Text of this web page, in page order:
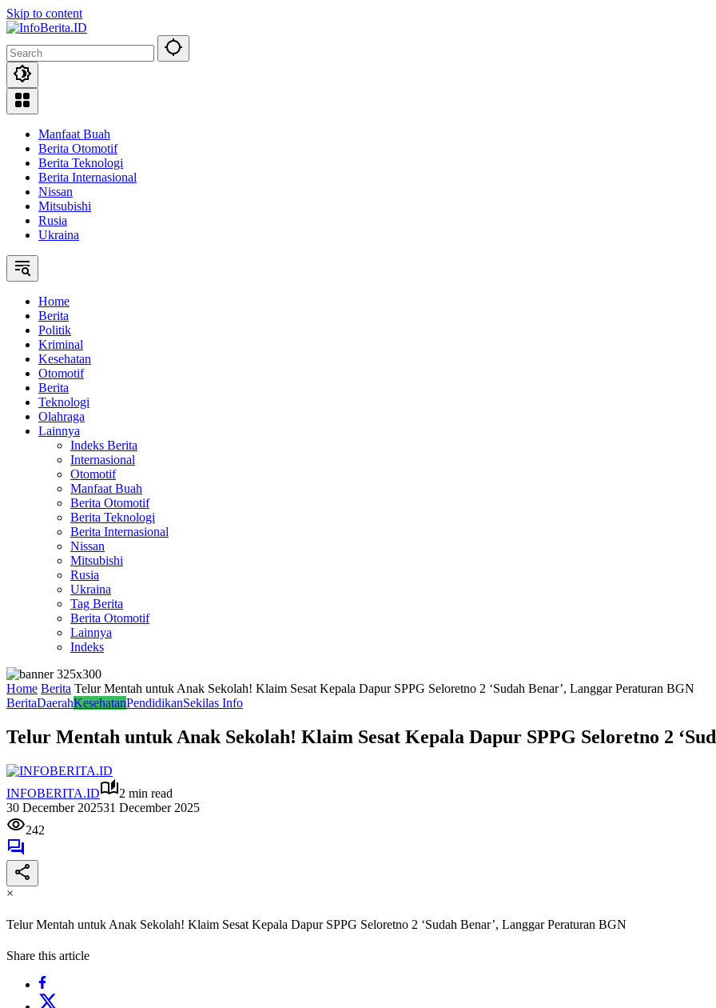
Skip to content
Manfaat Buah
Berita Otomotif
Berita Teknologi
Berita Internasional
Nissan
Mitsubishi
Rusia
Ukraina
Home
Berita
Politik
Kriminal
Kesehatan
Otomotif
Berita
Teknologi
Olahraga
Lainnya
Indeks Berita
Internasional
Otomotif
Manfaat Buah
Berita Otomotif
Berita Teknologi
Berita Internasional
Nissan
Mitsubishi
Rusia
Ukraina
Tag Berita
Berita Otomotif
Lainnya
Indeks
Home Berita Telur Mentah untuk Anak Sekolah! Klaim Sesat Kepala Dapur SPPG Seloretno 2 ‘Sudah Benar’, Langgar Peraturan BGN
BeritaDaerahKesehatanPendidikanSekilas Info
Telur Mentah untuk Anak Sekolah! Klaim Sesat Kepala Dapur SPPG Seloretno 2
INFOBERITA.ID
2 min read
30 December 202531 December 2025
242
×
Telur Mentah untuk Anak Sekolah! Klaim Sesat Kepala Dapur SPPG Seloretno 2 ‘Sudah Benar’, Langgar Peraturan BGN
Share this article